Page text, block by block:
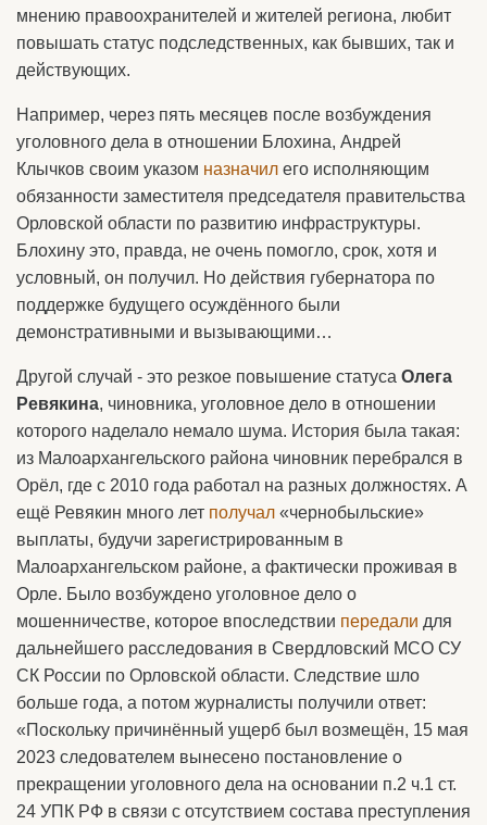
мнению правоохранителей и жителей региона, любит
повышать статус подследственных, как бывших, так и
действующих.
Например, через пять месяцев после возбуждения
уголовного дела в отношении Блохина, Андрей
Клычков своим указом назначил его исполняющим
обязанности заместителя председателя правительства
Орловской области по развитию инфраструктуры.
Блохину это, правда, не очень помогло, срок, хотя и
условный, он получил. Но действия губернатора по
поддержке будущего осуждённого были
демонстративными и вызывающими…
Другой случай - это резкое повышение статуса Олега
Ревякина, чиновника, уголовное дело в отношении
которого наделало немало шума. История была такая:
из Малоархангельского района чиновник перебрался в
Орёл, где с 2010 года работал на разных должностях. А
ещё Ревякин много лет получал «чернобыльские»
выплаты, будучи зарегистрированным в
Малоархангельском районе, а фактически проживая в
Орле. Было возбуждено уголовное дело о
мошенничестве, которое впоследствии передали для
дальнейшего расследования в Свердловский МСО СУ
СК России по Орловской области. Следствие шло
больше года, а потом журналисты получили ответ:
«Поскольку причинённый ущерб был возмещён, 15 мая
2023 следователем вынесено постановление о
прекращении уголовного дела на основании п.2 ч.1 ст.
24 УПК РФ в связи с отсутствием состава преступления